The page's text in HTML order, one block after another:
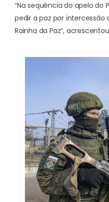
“Na sequência do apelo
pedir a paz por intercessão
Rainha da Paz”,